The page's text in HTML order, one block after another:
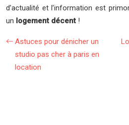
d’actualité et l’information est
un logement décent !
Astuces pour dénicher un
studio pas cher à paris en
location